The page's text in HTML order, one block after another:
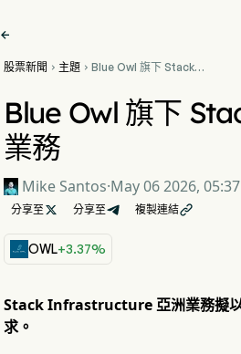

股票新聞  主題  Blue Owl 旗下 Stack
美元出售亞洲業務
Blue Owl 旗下
業務
Mike Santos·May 06 2026, 05:37
分享至  分享至 複製連結
OWL+3.37%
Stack Infrastructure 亞洲業務擬以
求。